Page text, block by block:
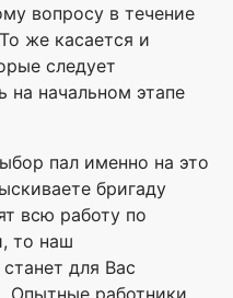
вопросу в течение
же касается и
следует
на начальном этапе
пал именно на это
бригаду
всю работу по
то наш
станет для Вас
работники